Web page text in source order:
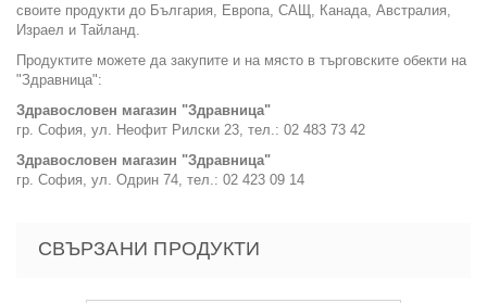
своите продукти до България, Европа, САЩ, Канада, Австралия,
Израел и Тайланд.
Продуктите можете да закупите и на място в търговските обекти на
"Здравница":
Здравословен магазин "Здравница"
гр. София, ул. Неофит Рилски 23, тел.: 02 483 73 42
Здравословен магазин "Здравница"
гр. София, ул. Одрин 74, тел.: 02 423 09 14
СВЪРЗАНИ ПРОДУКТИ